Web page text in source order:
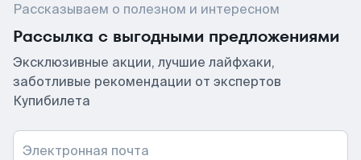
Рассказываем о полезном и интересном
Рассылка с выгодными предложениями
Эксклюзивные акции, лучшие лайфхаки,
заботливые рекомендации от экспертов
Купибилета
Электронная почта